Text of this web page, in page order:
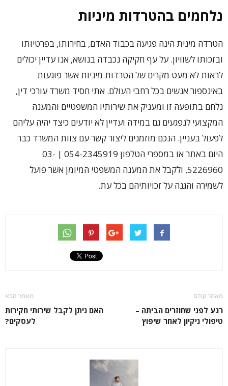
נלחמים בהטרדות מיניות
הטרדה מינית הינה פגיעה בכבוד האדם, בחירותו, בפרטיותו
ובזכותו לשוויון. על עף חקיקה נכבדה בנושא, אנו עדיין יכולים
לראות לא מעט מקרים של הטרדות מיניות אשר פוגעות
באינספור אנשים בכל רחבי העולם. אתי חסיד משרד עורכי דין,
נלחם בתופעה זו ומעניק את שירותיו המשפטיים והמענה
המקצועי לנפגעים גם במידה ועדיין לא יודעים כיצד יהיה עליהם
לפעול בעניין. הנכם מוזמנים ליצור קשר עם צוות המשרד כבר
היום באתר או במספרי הטלפון 054-2345919 | 03-
5226960, ולקבל את המענה המשפטי המיומן אשר פועל
לשמירה והגנה על זכויותיהם בכל עת.
מאמר קודם
רגע לפני שחוזרים הביתה –
טיפולי ניקיון לאחר שיפוץ
מאמר הבא
האם ניתן לקבל שירותי חקירות
לעסקים?